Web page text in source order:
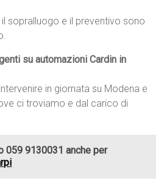
sopralluogo e il preventivo sono
su automazioni Cardin in
in giornata su Modena e
ci troviamo e dal carico di
059 9130031 anche per